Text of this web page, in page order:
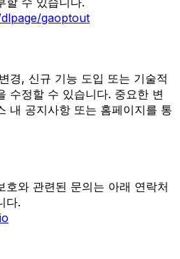
gaoptout
경, 신규 기능 도입 또는 기술적
수정할 수 있습니다. 중요한 변
내 공지사항 또는 홈페이지를 통
호와 관련된 문의는 아래 연락처
다.